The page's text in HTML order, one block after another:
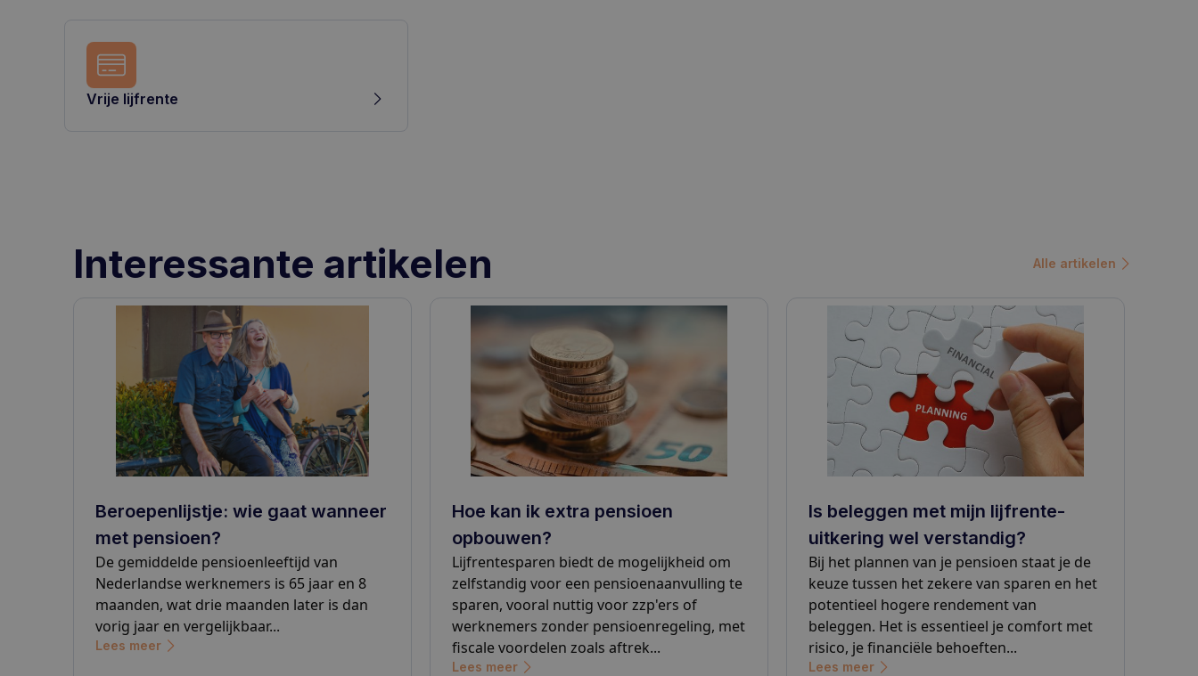
Vrije lijfrente
Interessante artikelen Alle artikelen
Beroepenlijstje: wie gaat wanneer
met pensioen?
De gemiddelde pensioenleeftijd van
Nederlandse werknemers is 65 jaar en 8
maanden, wat drie maanden later is dan
vorig jaar en vergelijkbaar...
Lees meer
Hoe kan ik extra pensioen
opbouwen?
Lijfrentesparen biedt de mogelijkheid om
zelfstandig voor een pensioenaanvulling te
sparen, vooral nuttig voor zzp'ers of
werknemers zonder pensioenregeling, met
fiscale voordelen zoals aftrek...
Lees meer
Is beleggen met mijn lijfrente-
uitkering wel verstandig?
Bij het plannen van je pensioen staat je de
keuze tussen het zekere van sparen en het
potentieel hogere rendement van
beleggen. Het is essentieel je comfort met
risico, je financiële behoeften...
Lees meer